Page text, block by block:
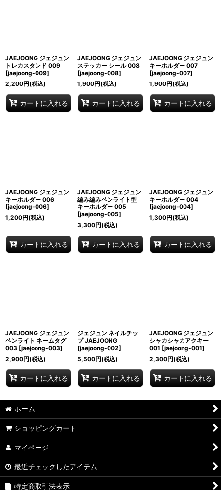
JAEJOONG ジェジュン
トレカスタンド 009
[jaejoong-009]
2,200円(税込)
カートに入れる
JAEJOONG ジェジュン
ステッカー シール 008
[jaejoong-008]
1,900円(税込)
カートに入れる
JAEJOONG ジェジュン
キーホルダー 007
[jaejoong-007]
1,900円(税込)
カートに入れる
JAEJOONG ジェジュン
キーホルダー 006
[jaejoong-006]
1,200円(税込)
カートに入れる
JAEJOONG ジェジュン
編み編みペンライト型
キーホルダー 005
[jaejoong-005]
3,300円(税込)
カートに入れる
JAEJOONG ジェジュン
キーホルダー 004
[jaejoong-004]
1,300円(税込)
カートに入れる
JAEJOONG ジェジュン
ペンライト ネームタグ
003 [jaejoong-003]
2,900円(税込)
カートに入れる
ジェジュン ネイルチッ
プ JAEJOONG
[jaejoong-002]
5,500円(税込)
カートに入れる
JAEJOONG ジェジュン
シャカシャカアクキー
001 [jaejoong-001]
2,300円(税込)
カートに入れる
ホーム
ショッピングカート
マイページ
最近チェックしたアイテム
特定商取引法表示